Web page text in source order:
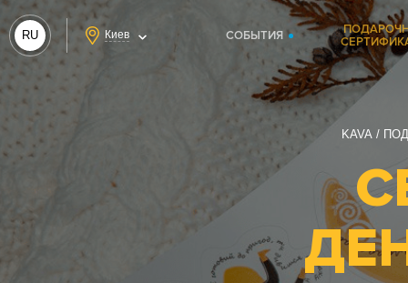
RU Киев СОБЫТИЯ
KAVA